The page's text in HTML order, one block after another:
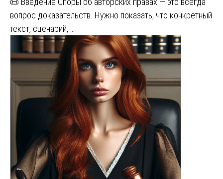
вопрос доказательств. Нужно показать, что конкретный
текст, сценарий, …